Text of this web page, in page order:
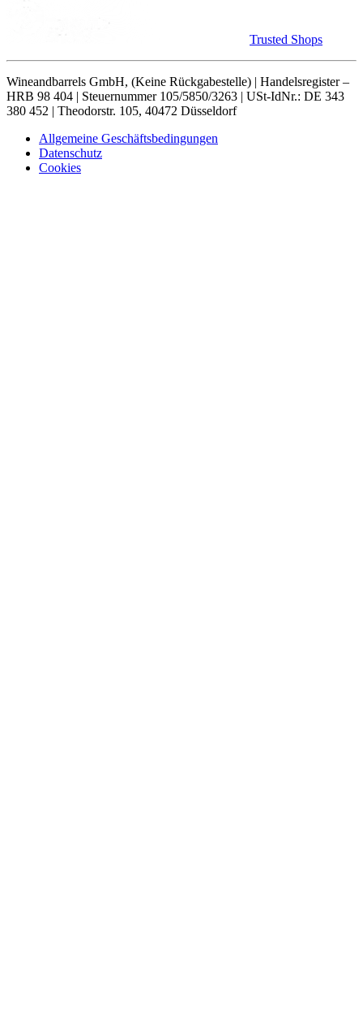
Trusted Shops
Wineandbarrels GmbH, (Keine Rückgabestelle) | Handelsregister –
HRB 98 404 | Steuernummer 105/5850/3263 | USt-IdNr.: DE 343
380 452 | Theodorstr. 105, 40472 Düsseldorf
Allgemeine Geschäftsbedingungen
Datenschutz
Cookies